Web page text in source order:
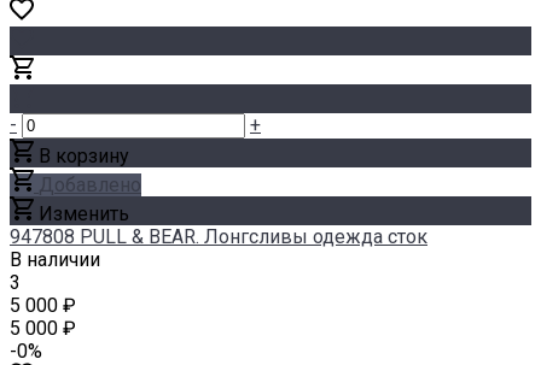
-
+
В корзину
Добавлено
Изменить
947808 PULL & BEAR. Лонгсливы одежда сток
В наличии
3
5 000 ₽
5 000 ₽
-0%